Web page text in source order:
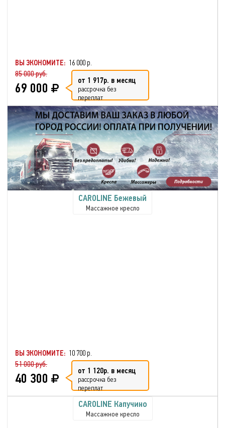
ВЫ ЭКОНОМИТЕ: 16 000 р.
85 000 руб.
69 000 от 1 917р. в месяц
рассрочка без
переплат
CAROLINE Бежевый
Массажное кресло
ВЫ ЭКОНОМИТЕ: 10 700 р.
51 000 руб.
40 300 от 1 120р. в месяц
рассрочка без
переплат
CAROLINE Капучино
Массажное кресло